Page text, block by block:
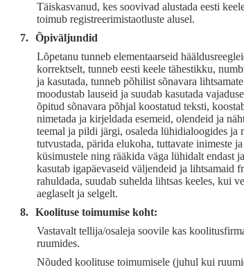
Täiskasvanud, kes soovivad alustada eesti
toimub registreerimistaotluste alusel.
7.
Õpiväljundid
Lõpetanu tunneb elementaarseid
korrektselt, tunneb eesti keele tähestikku,
ja kasutada, tunneb põhilist sõnavara
moodustab lauseid ja suudab kasutada
õpitud sõnavara põhjal koostatud teksti,
nimetada ja kirjeldada esemeid, olendeid ja
teemal ja pildi järgi, osaleda lühidialoogides ja
tutvustada, pärida elukoha, tuttavate inimeste
küsimustele ning rääkida väga lühidalt endast
kasutab igapäevaseid väljendeid ja lihtsamaid
rahuldada, suudab suhelda lihtsas keeles, kui
aeglaselt ja selgelt.
8.
Koolituse toimumise koht:
Vastavalt tellija/osaleja soovile kas
ruumides.
Nõuded koolituse toimumisele (juhul kui